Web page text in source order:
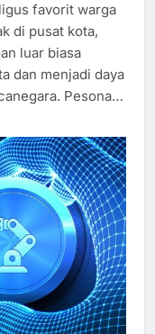
favorit warga
di pusat kota,
luar biasa
dan menjadi daya
Pesona…